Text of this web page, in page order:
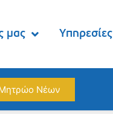
μας Υπηρεσίες
Νέων